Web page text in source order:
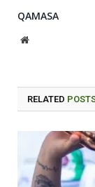
QAMASA
Website
RELATED